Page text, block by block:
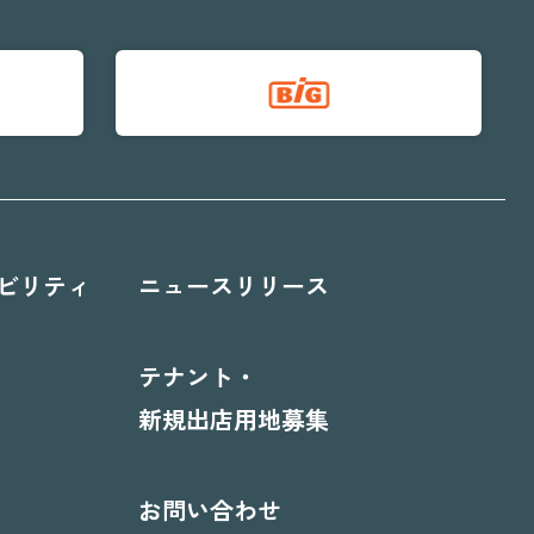
リティ ニュースリリース
テナント・
新規出店用地募集
お問い合わせ